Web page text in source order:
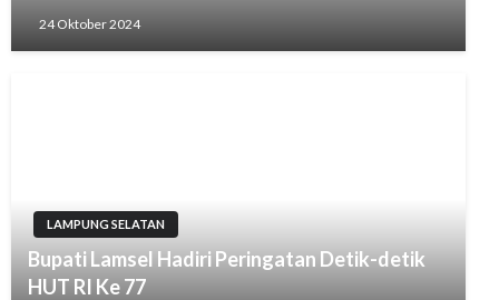
24 Oktober 2024
LAMPUNG SELATAN
Bupati Lamsel Hadiri Peringatan Detik-detik
HUT RI Ke 77